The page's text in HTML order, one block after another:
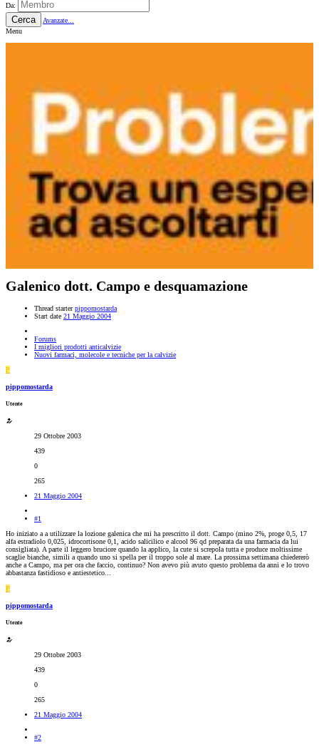
Da:
Cerca
Avanzate...
Menu
Galenico dott. Campo e desquamazione
Thread starter pippomostarda
Start date 21 Maggio 2004
Forums
I migliori prodotti anticalvizie
Nuovi farmaci, molecole e tecniche per la calvizie
P
pippomostarda
Utente
29 Ottobre 2003
439
0
265
21 Maggio 2004
#1
Ho iniziato a a utilizzare la lozione galenica che mi ha prescritto il dott. Campo (mino 2%, proge 0,5, 17
alfa estradiolo 0,025, idrocortisone 0,1, acido salicilico e alcool 96 qd preparata da una farmacia da lui
consigliata). A parte il leggero bruciore quando la applico, la cute si screpola tutta e produce moltissime
scaglie bianche, simili a quando uno si spella per il troppo sole al mare. La prossima settimana chiedererò
anche a Campo, ma per ora che faccio, continuo? Non avevo più avuto questo problema da anni e lo trovo
abbastanza fastidioso e antiestetico...
P
pippomostarda
Utente
29 Ottobre 2003
439
0
265
21 Maggio 2004
#2